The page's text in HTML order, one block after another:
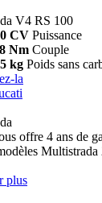
V4 RS 100
CV Puissance
Nm Couple
kg Poids sans
la
offre 4 ans de
plus